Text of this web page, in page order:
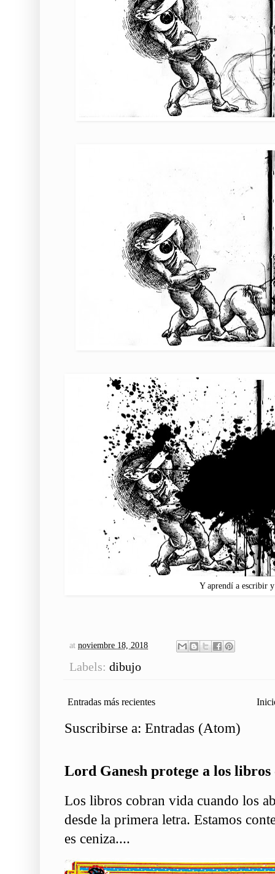
Y aprendí a escribir
at noviembre 18, 2018
Labels: dibujo
Entradas más recientes
Suscribirse a: Entradas (Atom)
Lord Ganesh protege a los libros
Los libros cobran vida cuando los
desde la primera letra. Estamos
es ceniza....